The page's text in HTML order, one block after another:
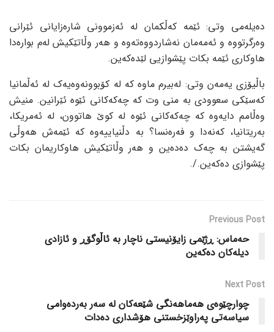
دەیلەمی وتی: ئێمە کەڵکمان لە ئەزموونی شارەزایانی ئێرانی
وەرگرتووە و ئەمەمان نەشاردووەتەوە و هەر وڵاتێکیش لەم بوارەدا
هاوکاری ئێمە بکات پێشوازیی لێدەکەین.
باڵیۆزی یەمەن وتی: لەبیرم ماوە کە لە کۆبوونەوەیەک لە ئەڵمانیا
کەسێکی سعوودی بە منی وت کە چەکەکانی ئێوە ئێرانین. منیش
وەڵامم دایەوە کە چەکەکانی ئێوە لە کوێ هاتوون، لە ئەمریکا،
بەریتانیا، کەنەدا و فەرەنسا؟ بە دڵنیاییەوە کە ئێمەش هەوڵی
گەیشتن بە چەک دەدەین و هەر وڵاتێکیش هاوکاریمان بکات
پێشوازی دەکەین./.
Previous Post
حەماس: ڕژێمی زایۆنیستی ناچار بە ئاڵوگۆڕ و ئازادی
دیلەکان دەکەین
Next Post
چوارچێوەی هەماهەنگی شێعەکان لە سەر بەردەوامی
سیاسەتی پەراوێزخستنی هۆشداری دەدات